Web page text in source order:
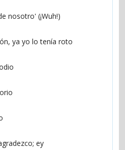
nosotro' (¡Wuh!)
ya yo lo tenía roto
ey